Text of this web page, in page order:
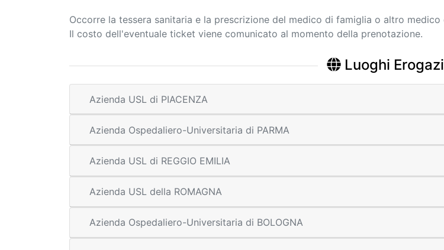
Occorre la tessera sanitaria e la prescrizione del medico di famiglia o altro
Il costo dell'eventuale ticket viene comunicato al momento della prenotazione.
Luoghi
Azienda USL di PIACENZA
Azienda Ospedaliero-Universitaria di PARMA
Azienda USL di REGGIO EMILIA
Azienda USL della ROMAGNA
Azienda Ospedaliero-Universitaria di BOLOGNA